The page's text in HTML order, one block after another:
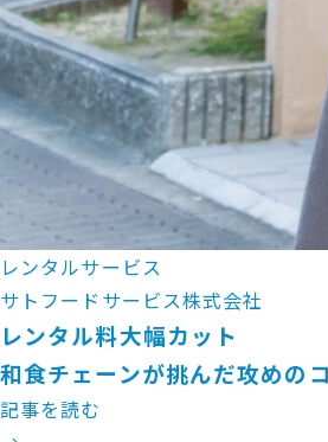
レンタルサービス
サトフードサービス株式会社
レンタル料大幅カット
和食チェーンが挑んだ攻めの
記事を読む